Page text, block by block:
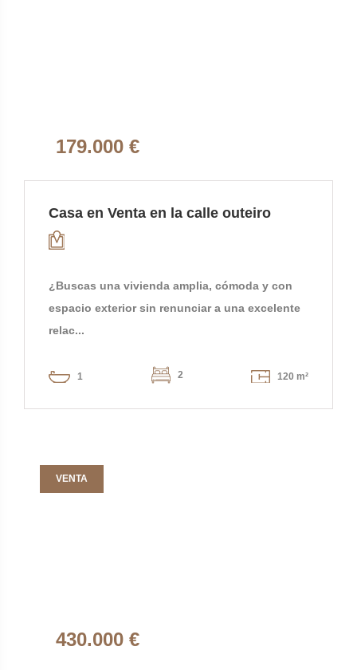
179.000 €
Casa en Venta en la calle outeiro
¿Buscas una vivienda amplia, cómoda y con
espacio exterior sin renunciar a una excelente
relac...
1 2 120 m²
VENTA
430.000 €